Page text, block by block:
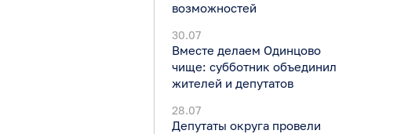
возможностей
30.07
Вместе делаем Одинцово
чище: субботник объединил
жителей и депутатов
28.07
Депутаты округа провели